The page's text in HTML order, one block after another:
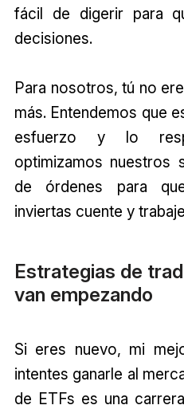
fácil de digerir para
decisiones.
Para nosotros, tú no
más. Entendemos que
esfuerzo y lo
optimizamos nuestros
de órdenes para
inviertas cuente y
Estrategias de
van empezando
Si eres nuevo, mi
intentes ganarle al
de ETFs es una